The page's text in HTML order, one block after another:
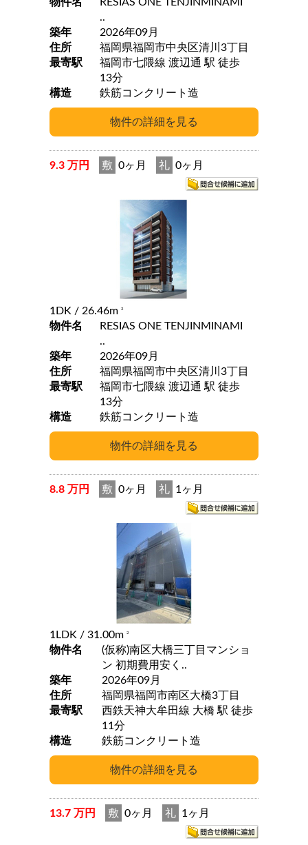
..
築年
2026年09月
住所
福岡県福岡市中央区清川3丁目
最寄駅
福岡市七隈線 渡辺通 駅 徒歩
13分
構造
鉄筋コンクリート造
9.3 万円 敷 0ヶ月 礼 0ヶ月
1DK / 26.46m 2
物件名
RESIAS ONE TENJINMINAMI
..
築年
2026年09月
住所
福岡県福岡市中央区清川3丁目
最寄駅
福岡市七隈線 渡辺通 駅 徒歩
13分
構造
鉄筋コンクリート造
8.8 万円 敷 0ヶ月 礼 1ヶ月
1LDK / 31.00m 2
物件名
(仮称)南区大橋三丁目マンショ
ン 初期費用安く..
築年
2026年09月
住所
福岡県福岡市南区大橋3丁目
最寄駅
西鉄天神大牟田線 大橋 駅 徒歩
11分
構造
鉄筋コンクリート造
13.7 万円 敷 0ヶ月 礼 1ヶ月